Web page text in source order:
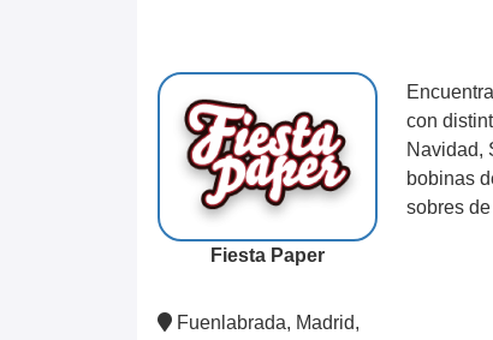
Fiesta Paper
Fuenlabrada, Madrid,
con
Navidad,
bobinas
sobres